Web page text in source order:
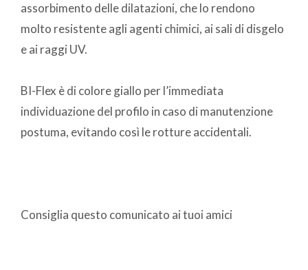
assorbimento delle dilatazioni, che lo rendono
molto resistente agli agenti chimici, ai sali di disgelo
e ai raggi UV.
BI-Flex è di colore giallo per l’immediata
individuazione del profilo in caso di manutenzione
postuma, evitando così le rotture accidentali.
Consiglia questo comunicato ai tuoi amici